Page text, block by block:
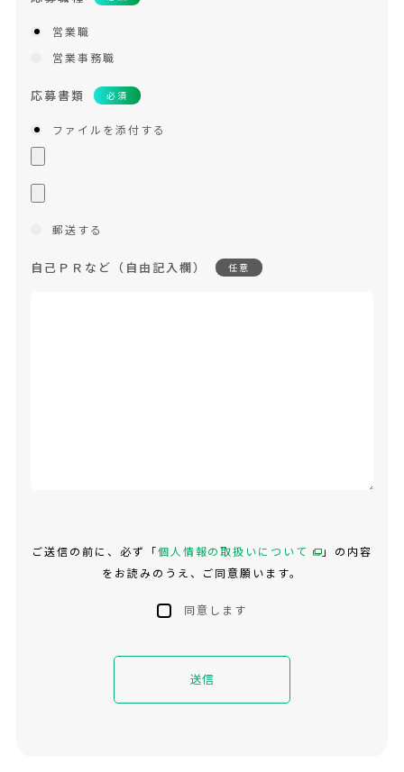
営業職
営業事務職
応募書類 必須
ファイルを添付する
郵送する
自己ＰＲなど（自由記入欄） 任意
ご送信の前に、必ず「個人情報の取扱いについて
」の内容
をお読みのうえ、ご同意願います。
同意します